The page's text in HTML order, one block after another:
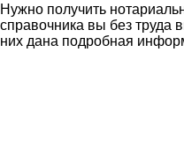
Нужно получить
справочника вы без труда
них дана подробная